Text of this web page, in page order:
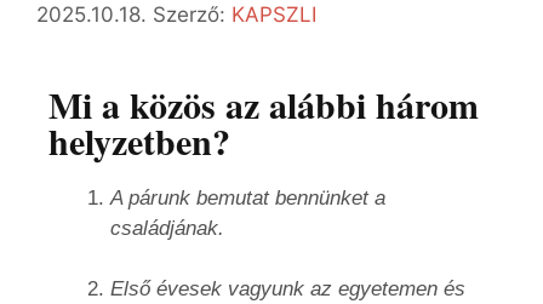
2025.10.18. Szerző: KAPSZLI
Mi a közös az alábbi három
helyzetben?
A párunk bemutat bennünket a
családjának.
Első évesek vagyunk az egyetemen és